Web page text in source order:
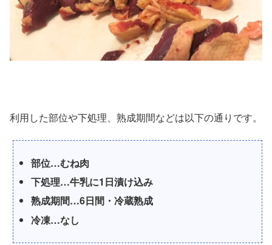
利用した部位や下処理、熟成期間などは以下の通りです。
部位…むね肉
下処理…牛乳に1日漬け込み
熟成期間…6日間・冷蔵熟成
冷凍…なし